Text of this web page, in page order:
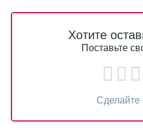
Хотите
Поставьте
Сделайте